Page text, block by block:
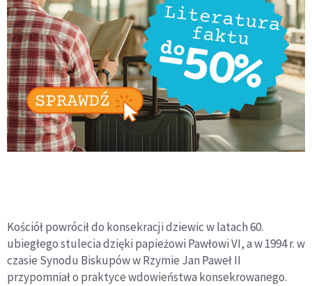
Kościół powrócił do konsekracji dziewic w latach 60.
ubiegłego stulecia dzięki papieżowi Pawłowi VI, a w 1994 r. w
czasie Synodu Biskupów w Rzymie Jan Paweł II
przypomniał o praktyce wdowieństwa konsekrowanego.